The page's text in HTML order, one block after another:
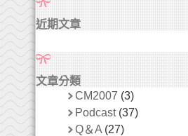
近期文章
文章分類
CM2007 (3)
Podcast(37)
Q＆A (27)